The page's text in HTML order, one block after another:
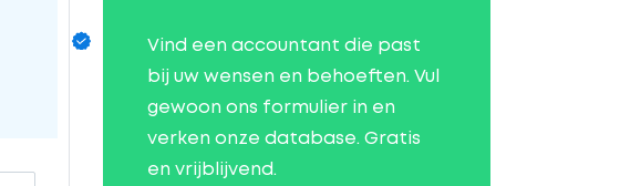
Vind een accountant die past
bij uw wensen en behoeften. Vul
gewoon ons formulier in en
verken onze database. Gratis
en vrijblijvend.